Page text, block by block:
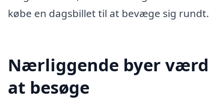
købe en dagsbillet til at bevæge sig rundt.
Nærliggende byer værd
at besøge